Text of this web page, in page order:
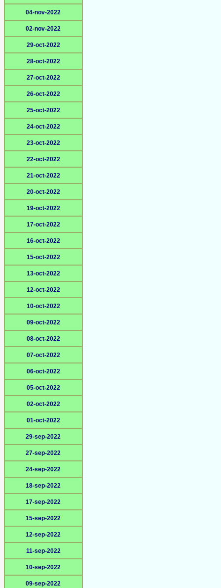
04-nov-2022
02-nov-2022
29-oct-2022
28-oct-2022
27-oct-2022
26-oct-2022
25-oct-2022
24-oct-2022
23-oct-2022
22-oct-2022
21-oct-2022
20-oct-2022
19-oct-2022
17-oct-2022
16-oct-2022
15-oct-2022
13-oct-2022
12-oct-2022
10-oct-2022
09-oct-2022
08-oct-2022
07-oct-2022
06-oct-2022
05-oct-2022
02-oct-2022
01-oct-2022
29-sep-2022
27-sep-2022
24-sep-2022
18-sep-2022
17-sep-2022
15-sep-2022
12-sep-2022
11-sep-2022
10-sep-2022
09-sep-2022